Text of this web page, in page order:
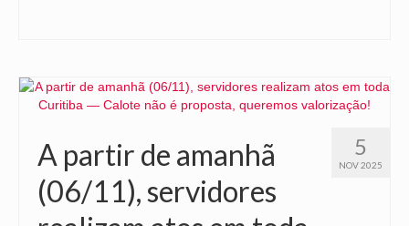
5
NOV 2025
A partir de amanhã
(06/11), servidores